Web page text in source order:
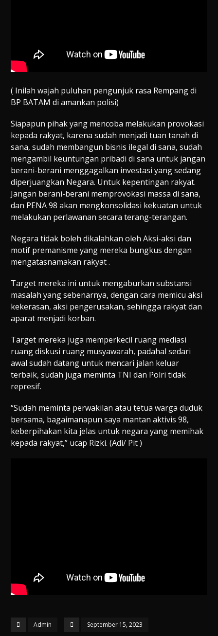
( Inilah wajah puluhan pengunjuk rasa Rempang di
BP BATAM di amankan polisi)
Siapapun pihak yang mencoba melakukan provokasi
kepada rakyat, karena sudah menjadi tuan tanah di
sana, sudah membangun bisnis ilegal di sana, sudah
mengambil keuntungan pribadi di sana untuk jangan
berani-berani menggagalkan investasi yang sedang
diperjuangkan Negara. Untuk kepentingan rakyat.
Jangan berani-berani memprovokasi massa di sana,
dan PENA 98 akan mengkonsolidasi kekuatan untuk
melakukan perlawanan secara terang-terangan.
Negara tidak boleh dikalahkan oleh Aksi-aksi dan
motif premanisme yang mereka bungkus dengan
mengatasnamakan rakyat .
Target mereka ini untuk mengaburkan substansi
masalah yang sebenarnya, dengan cara memicu aksi
kekerasan, aksi pengerusakan, sehingga rakyat dan
aparat menjadi korban.
Target mereka juga memperkecil ruang mediasi
ruang diskusi ruang musyawarah, padahal sedari
awal sudah datang untuk mencari jalan keluar
terbaik, sudah juga meminta TNI dan Polri tidak
represif.
“Sudah meminta perwakilan atau tetua warga duduk
bersama, bagaimanapun saya mantan aktivis 98,
keberpihakan kita jelas untuk negara yang memihak
kepada rakyat,” ucap Rizki. (Adi/ Pit )
Admin September 15, 2023